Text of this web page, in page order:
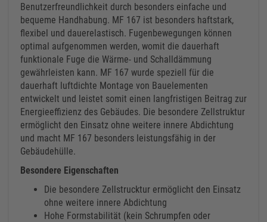
Benutzerfreundlichkeit durch besonders einfache und
bequeme Handhabung. MF 167 ist besonders haftstark,
flexibel und dauerelastisch. Fugenbewegungen können
optimal aufgenommen werden, womit die dauerhaft
funktionale Fuge die Wärme- und Schalldämmung
gewährleisten kann. MF 167 wurde speziell für die
dauerhaft luftdichte Montage von Bauelementen
entwickelt und leistet somit einen langfristigen Beitrag zur
Energieeffizienz des Gebäudes. Die besondere Zellstruktur
ermöglicht den Einsatz ohne weitere innere Abdichtung
und macht MF 167 besonders leistungsfähig in der
Gebäudehülle.
Besondere Eigenschaften
Die besondere Zellstrucktur ermöglicht den Einsatz
ohne weitere innere Abdichtung
Hohe Formstabilität (kein Schrumpfen oder